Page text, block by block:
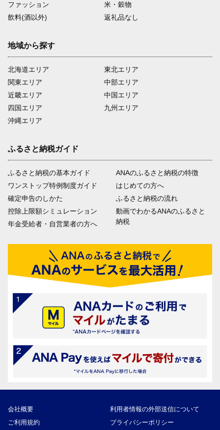
ファッション
米・穀物
飲料(酒以外)
返礼品なし
地域から探す
北海道エリア
関東エリア
近畿エリア
四国エリア
沖縄エリア
東北エリア
中部エリア
中国エリア
九州エリア
ふるさと納税ガイド
ふるさと納税の基本ガイド
ワンストップ特例制度ガイド
確定申告のしかた
控除上限額シミュレーション
年金受給者・自営業者の方へ
ANAのふるさと納税の特徴
はじめての方へ
ふるさと納税の流れ
動画でわかるANAのふるさと
納税
会社概要
利用者情報の外部送信について
ご利用規約
プライバシーポリシー